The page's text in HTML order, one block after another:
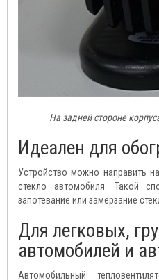
На задней стороне
Идеален для
Устройство можно направить
стекло автомобиля. Такой
запотевание или замерзание
Для легковых,
автомобилей и
Автомобильный